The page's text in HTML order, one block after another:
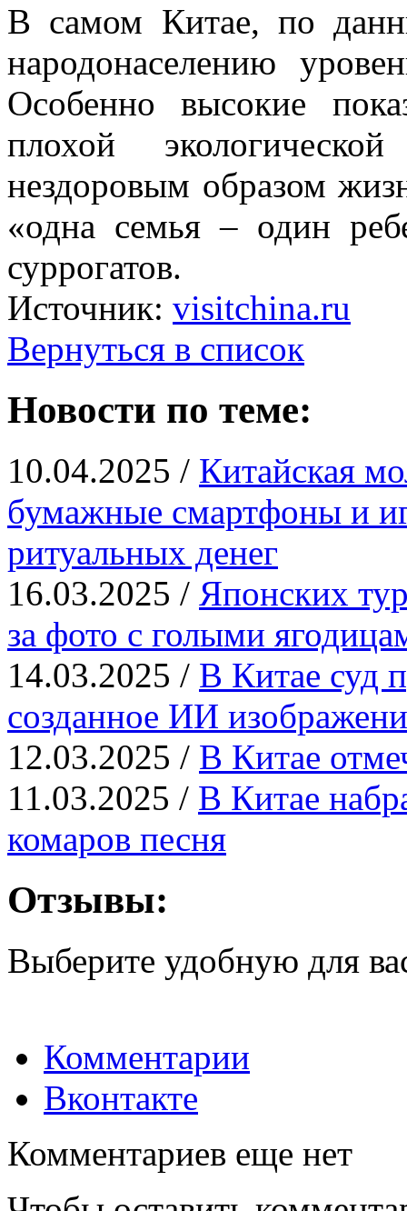
В самом Китае, по
народонаселению
Особенно высокие
плохой
нездоровым образом
«одна семья – один
суррогатов.
Источник: visitchina.ru
Вернуться в список
Новости по теме:
10.04.2025 / Китайская
бумажные смартфоны и
ритуальных денег
16.03.2025 / Японских
за фото с голыми
14.03.2025 / В Китае суд
созданное ИИ
12.03.2025 / В Китае
11.03.2025 / В Китае
комаров песня
Отзывы:
Выберите удобную для
Комментарии
Вконтакте
Комментариев еще нет